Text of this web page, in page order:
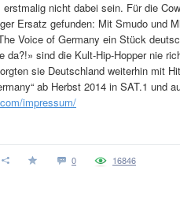
nicht dabei sein. Für die
Ersatz gefunden: Mit Smudo und
Voice of Germany ein Stück
da?!» sind die Kult-Hip-Hopper nie
sie Deutschland weiterhin mit
ab Herbst 2014 in SAT.1 und
impressum/
0 16846